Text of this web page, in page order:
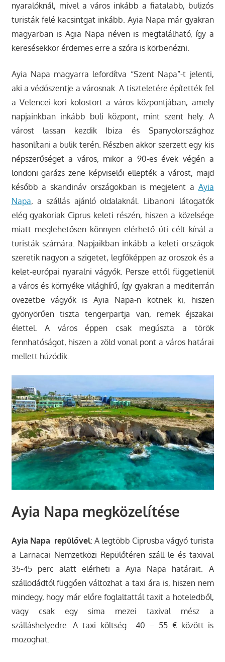
nyaralóknál, mivel a város inkább a fiatalabb, bulizós
turisták felé kacsintgat inkább. Ayia Napa már gyakran
magyarban is Agia Napa néven is megtalálható, így a
keresésekkor érdemes erre a szóra is körbenézni.
Ayia Napa magyarra lefordítva “Szent Napa”-t jelenti,
aki a védőszentje a városnak. A tiszteletére építették fel
a Velencei-kori kolostort a város központjában, amely
napjainkban inkább buli központ, mint szent hely. A
várost lassan kezdik Ibiza és Spanyolországhoz
hasonlítani a bulik terén. Részben akkor szerzett egy kis
népszerűséget a város, mikor a 90-es évek végén a
londoni garázs zene képviselői ellepték a várost, majd
később a skandináv országokban is megjelent a Ayia
Napa, a szállás ajánló oldalaknál. Libanoni látogatók
elég gyakoriak Ciprus keleti részén, hiszen a közelsége
miatt meglehetősen könnyen elérhető úti célt kínál a
turisták számára. Napjaikban inkább a keleti országok
szeretik nagyon a szigetet, legfőképpen az oroszok és a
kelet-európai nyaralni vágyók. Persze ettől függetlenül
a város és környéke világhírű, így gyakran a mediterrán
övezetbe vágyók is Ayia Napa-n kötnek ki, hiszen
gyönyörűen tiszta tengerpartja van, remek éjszakai
élettel. A város éppen csak megúszta a török
fennhatóságot, hiszen a zöld vonal pont a város határai
mellett húzódik.
Ayia Napa megközelítése
Ayia Napa repülővel: A legtöbb Ciprusba vágyó turista
a Larnacai Nemzetközi Repülőtéren száll le és taxival
35-45 perc alatt elérheti a Ayia Napa határait. A
szállodádtól függően változhat a taxi ára is, hiszen nem
mindegy, hogy már előre foglaltattál taxit a hoteledből,
vagy csak egy sima mezei taxival mész a
szálláshelyedre. A taxi költség 40 – 55 € között is
mozoghat.